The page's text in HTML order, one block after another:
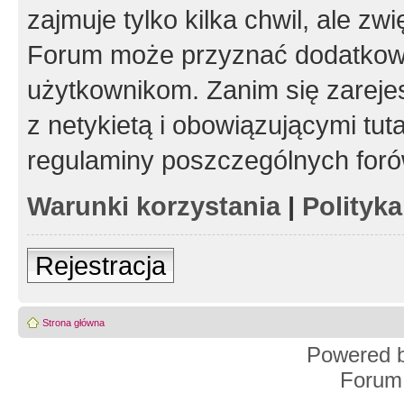
zajmuje tylko kilka chwil, ale
Forum może przyznać
użytkownikom. Zanim się
z netykietą i obowiązującymi
regulaminy poszczególnych
Warunki korzystania|
Rejestracja
Strona główna
Powered